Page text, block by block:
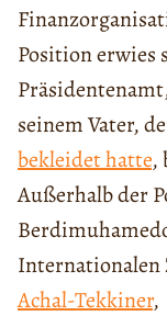
Position erwies
seinem Vater,
bekleidet hatte,
Außerhalb der
Achal-Tekkiner,